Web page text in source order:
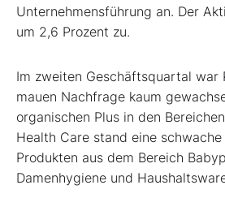
Unternehmensführung an. Der
um 2,6 Prozent zu.
Im zweiten Geschäftsquartal war
mauen Nachfrage kaum
organischen Plus in den
Health Care stand eine
Produkten aus dem Bereich
Damenhygiene und